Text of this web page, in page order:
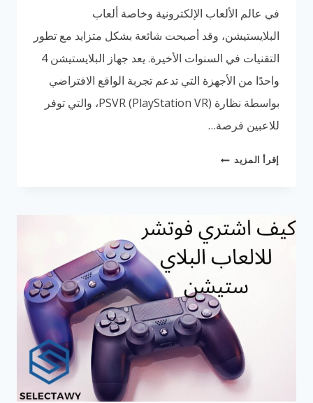
في عالم الألعاب الإلكترونية وخاصة ألعاب
البلايستيشن، وقد أصبحت شائعة بشكل متزايد مع تطور
التقنيات في السنوات الأخيرة. يعد جهاز البلايستيشن 4
واحدًا من الأجهزة التي تدعم تجربة الواقع الافتراضي
بواسطة نظارة PSVR (PlayStation VR)، والتي توفر
للاعبين فرصة…
إقرأ المزيد كيف
في
البلايستيشن
4
المتعة
والمغامرة